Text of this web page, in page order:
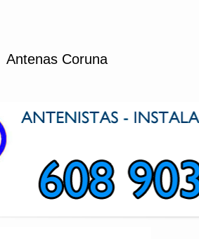
Antenas Coruna